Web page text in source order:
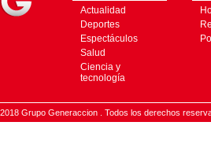
Actualidad
Deportes
Espectáculos
Salud
Ciencia y
tecnología
2018 Grupo Generaccion . Todos los derechos